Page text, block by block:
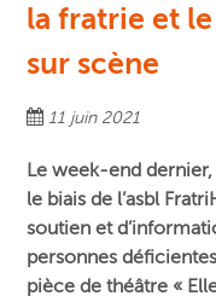
la fratrie et
sur scène
11 juin 2021
Le week-end
le biais de l’asbl
soutien et
personnes
pièce de théâtre «